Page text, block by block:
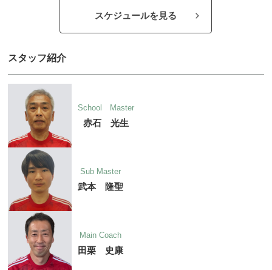
スケジュールを見る
スタッフ紹介
School Master
赤石 光生
Sub Master
武本 隆聖
Main Coach
田栗 史康